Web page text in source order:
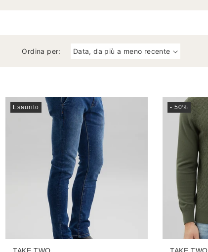
Ordina per:
Esaurito - 50%